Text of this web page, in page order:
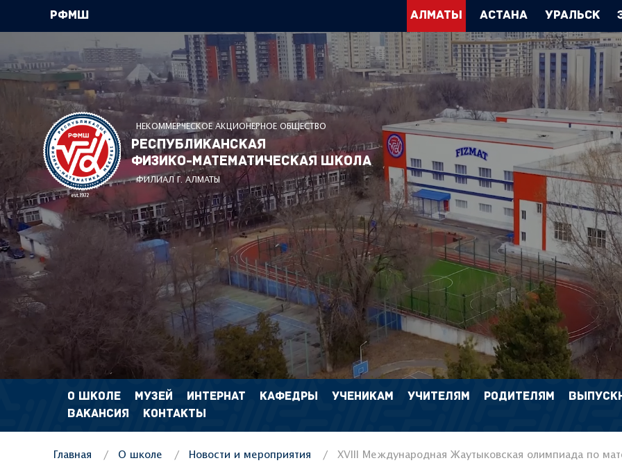
РФМШ Алматы Астана Уральск
НЕКОММЕРЧЕСКОЕ АКЦИОНЕРНОЕ ОБЩЕСТВО
Республиканская
физико-математическая школа
ФИЛИАЛ Г. АЛМАТЫ
О ШКОЛЕ МУЗЕЙ ИНТЕРНАТ КАФЕДРЫ УЧЕНИКАМ УЧИТЕЛЯМ РОДИТЕЛЯМ
ВАКАНСИЯ
КОНТАКТЫ
Главная О школе Новости и мероприятия ХVIII Международная Жаутыковская олимпиада по